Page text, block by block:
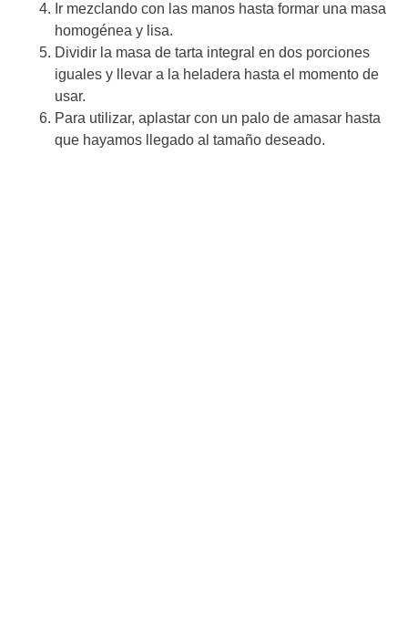
Ir mezclando con las manos hasta formar una masa
homogénea y lisa.
Dividir la masa de tarta integral en dos porciones
iguales y llevar a la heladera hasta el momento de
usar.
Para utilizar, aplastar con un palo de amasar hasta
que hayamos llegado al tamaño deseado.